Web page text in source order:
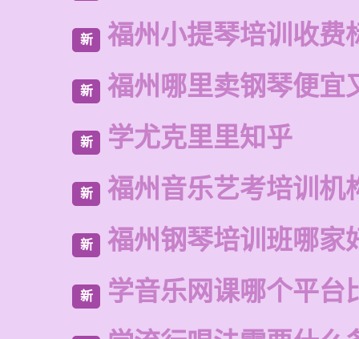
新 福州小提琴培训收费
新 福州哪里卖钢琴便宜
新 学尤克里里知乎
新 福州音乐艺考培训机
新 福州钢琴培训班哪家
新 学音乐网课哪个平台